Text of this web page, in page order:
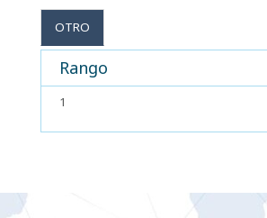
OTRO
Rango
1